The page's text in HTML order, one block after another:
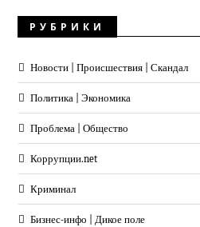
РУБРИКИ
Новости | Происшествия | Скандал
Политика | Экономика
Проблема | Общество
Коррупции.net
Криминал
Бизнес-инфо | Дикое поле